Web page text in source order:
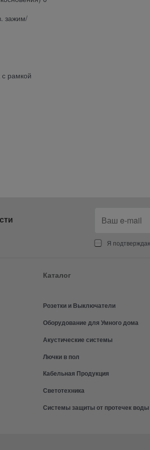
зажим/
рамкой
Я
Каталог
Розетки и Выключатели
Оборудование для Умного дома
Акустические системы
Лючки в пол
Кабельная Продукция
Светотехника
Системы защиты от протечек воды